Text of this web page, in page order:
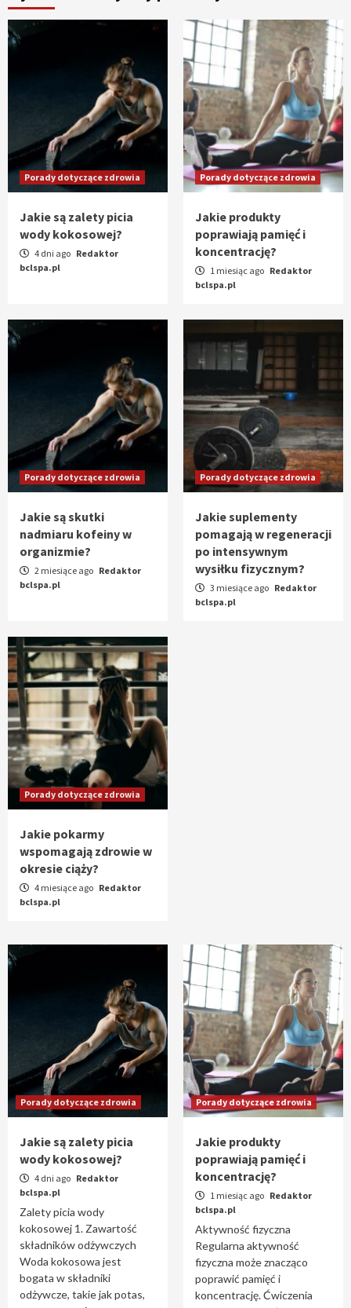
Porady dotyczące zdrowia
Jakie są zalety picia
wody kokosowej?
4 dni ago Redaktor
bclspa.pl
Porady dotyczące zdrowia
Jakie produkty
poprawiają pamięć i
koncentrację?
1 miesiąc ago Redaktor
bclspa.pl
Porady dotyczące zdrowia
Jakie są skutki
nadmiaru kofeiny w
organizmie?
2 miesiące ago Redaktor
bclspa.pl
Porady dotyczące zdrowia
Jakie suplementy
pomagają w regeneracji
po intensywnym
wysiłku fizycznym?
3 miesiące ago Redaktor
bclspa.pl
Porady dotyczące zdrowia
Jakie pokarmy
wspomagają zdrowie w
okresie ciąży?
4 miesiące ago Redaktor
bclspa.pl
Porady dotyczące zdrowia
Jakie są zalety picia
wody kokosowej?
4 dni ago Redaktor
bclspa.pl
Zalety picia wody
kokosowej 1. Zawartość
składników odżywczych
Woda kokosowa jest
bogata w składniki
odżywcze, takie jak potas,
Porady dotyczące zdrowia
Jakie produkty
poprawiają pamięć i
koncentrację?
1 miesiąc ago Redaktor
bclspa.pl
Aktywność fizyczna
Regularna aktywność
fizyczna może znacząco
poprawić pamięć i
koncentrację. Ćwiczenia